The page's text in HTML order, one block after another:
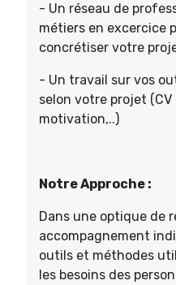
- Un réseau de
métiers en excercice
concrétiser votre
- Un travail sur vos
selon votre projet
motivation,..)
Notre Approche :
Dans une optique de
accompagnement
outils et méthodes
les besoins des